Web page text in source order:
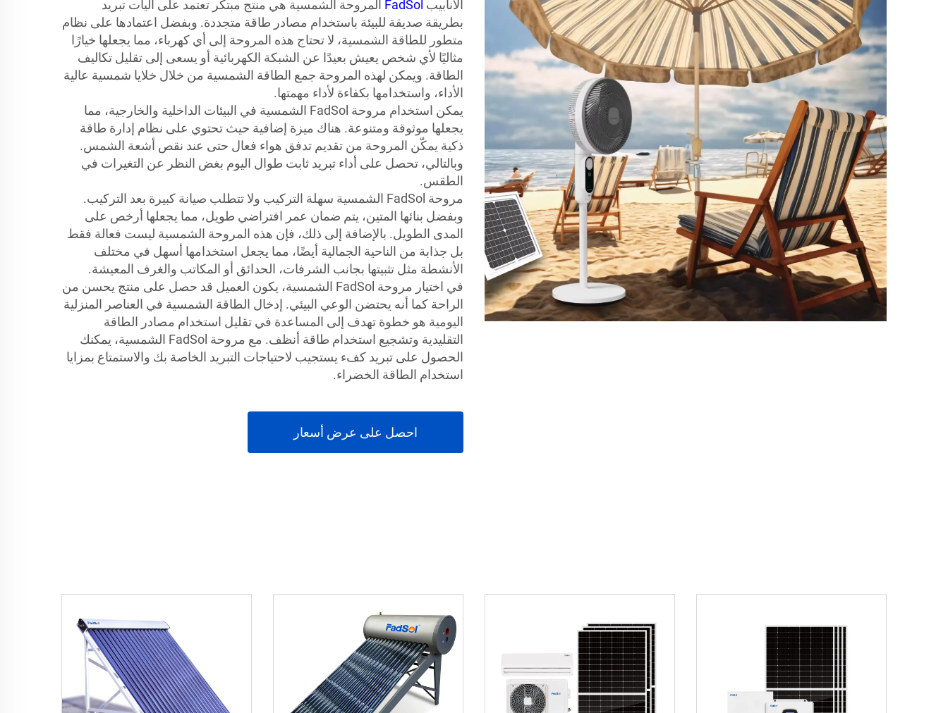
الأنابيب FadSol
المروحة الشمسية هي منتج مبتكر تعتمد على آليات تبريد
بطريقة صديقة للبيئة باستخدام مصادر طاقة متجددة. وبفضل اعتمادها على نظام
متطور للطاقة الشمسية، لا تحتاج هذه المروحة إلى أي كهرباء، مما يجعلها خيارًا
مثاليًا لأي شخص يعيش بعيدًا عن الشبكة الكهربائية أو يسعى إلى تقليل تكاليف
الطاقة. ويمكن لهذه المروحة جمع الطاقة الشمسية من خلال خلايا شمسية عالية
الأداء، واستخدامها بكفاءة لأداء مهمتها.
يمكن استخدام مروحة FadSol الشمسية في البيئات الداخلية والخارجية، مما
يجعلها موثوقة ومتنوعة. هناك ميزة إضافية حيث تحتوي على نظام إدارة طاقة
ذكية يمكّن المروحة من تقديم تدفق هواء فعال حتى عند نقص أشعة الشمس.
وبالتالي، تحصل على أداء تبريد ثابت طوال اليوم بغض النظر عن التغيرات في
الطقس.
مروحة FadSol الشمسية سهلة التركيب ولا تتطلب صيانة كبيرة بعد التركيب.
وبفضل بنائها المتين، يتم ضمان عمر افتراضي طويل، مما يجعلها أرخص على
المدى الطويل. بالإضافة إلى ذلك، فإن هذه المروحة الشمسية ليست فعالة فقط
بل جذابة من الناحية الجمالية أيضًا، مما يجعل استخدامها أسهل في مختلف
الأنشطة مثل تثبيتها بجانب الشرفات، الحدائق أو المكاتب والغرف المعيشة.
في اختيار مروحة FadSol الشمسية، يكون العميل قد حصل على منتج يحسن من
الراحة كما أنه يحتضن الوعي البيئي. إدخال الطاقة الشمسية في العناصر المنزلية
اليومية هو خطوة تهدف إلى المساعدة في تقليل استخدام مصادر الطاقة
التقليدية وتشجيع استخدام طاقة أنظف. مع مروحة FadSol الشمسية، يمكنك
الحصول على تبريد كفء يستجيب لاحتياجات التبريد الخاصة بك والاستمتاع بمزايا
استخدام الطاقة الخضراء.
احصل على عرض أسعار